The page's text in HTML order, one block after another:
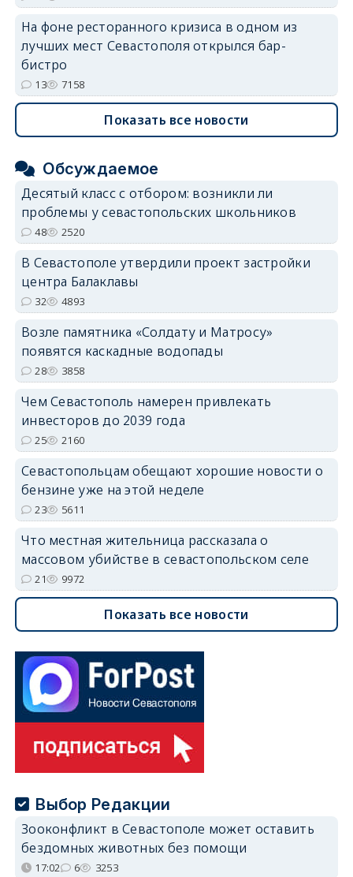
На фоне ресторанного кризиса в одном из
лучших мест Севастополя открылся бар-
бистро
13 7158
Показать все новости
Обсуждаемое
Десятый класс с отбором: возникли ли
проблемы у севастопольских школьников
48 2520
В Севастополе утвердили проект застройки
центра Балаклавы
32 4893
Возле памятника «Солдату и Матросу»
появятся каскадные водопады
28 3858
Чем Севастополь намерен привлекать
инвесторов до 2039 года
25 2160
Севастопольцам обещают хорошие новости о
бензине уже на этой неделе
23 5611
Что местная жительница рассказала о
массовом убийстве в севастопольском селе
21 9972
Показать все новости
Выбор Редакции
Зооконфликт в Севастополе может оставить
бездомных животных без помощи
17:02 6 3253